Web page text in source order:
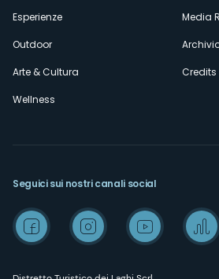
Esperienze
Outdoor
Arte & Cultura
Wellness
Media
Credits
Seguici sui nostri canali social